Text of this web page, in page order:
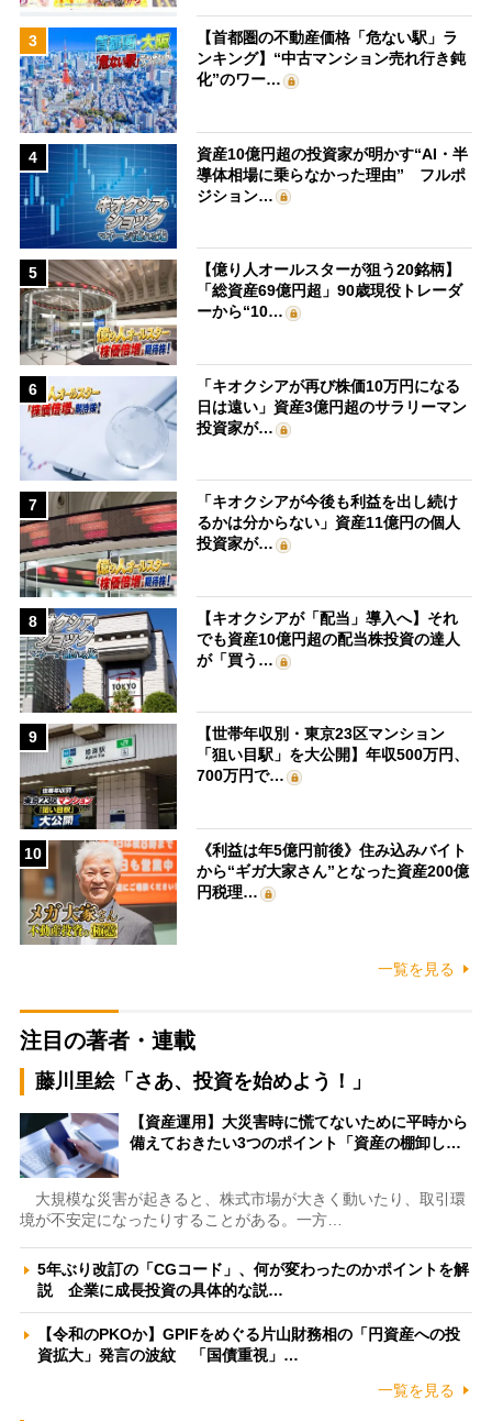
3
【首都圏の不動産価格「危ない駅」ラ
ンキング】“中古マンション売れ行き鈍
化”のワー…
4
資産10億円超の投資家が明かす“AI・半
導体相場に乗らなかった理由” フルポ
ジション…
5
【億り人オールスターが狙う20銘柄】
「総資産69億円超」90歳現役トレーダ
ーから“10…
6
「キオクシアが再び株価10万円になる
日は遠い」資産3億円超のサラリーマン
投資家が…
7
「キオクシアが今後も利益を出し続け
るかは分からない」資産11億円の個人
投資家が…
8
【キオクシアが「配当」導入へ】それ
でも資産10億円超の配当株投資の達人
が「買う…
9
【世帯年収別・東京23区マンション
「狙い目駅」を大公開】年収500万円、
700万円で…
10
《利益は年5億円前後》住み込みバイト
から“ギガ大家さん”となった資産200億
円税理…
一覧を見る
注目の著者・連載
藤川里絵「さあ、投資を始めよう！」
【資産運用】大災害時に慌てないために平時から
備えておきたい3つのポイント「資産の棚卸し…
大規模な災害が起きると、株式市場が大きく動いたり、取引環
境が不安定になったりすることがある。一方…
5年ぶり改訂の「CGコード」、何が変わったのかポイントを解
説 企業に成長投資の具体的な説…
【令和のPKOか】GPIFをめぐる片山財務相の「円資産への投
資拡大」発言の波紋 「国債重視」…
一覧を見る